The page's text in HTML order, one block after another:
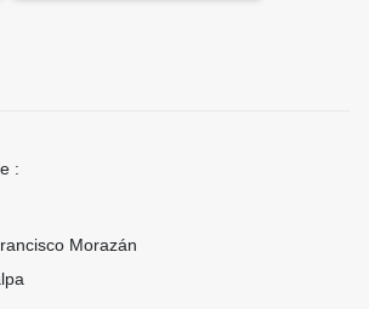
:
Morazán